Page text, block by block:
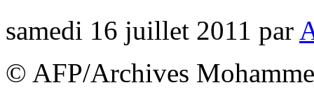
samedi 16 juillet 2011 par
© AFP/Archives